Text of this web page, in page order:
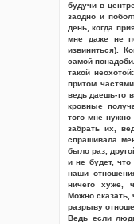
будучи в
заодно и
день, когда
мне даже не
извиниться).
самой
такой
притом
ведь даешь-то
кровные
того мне
забрать их,
спрашивала
было раз,
и не будет,
наши
ничего хуже,
Можно сказать,
разрыву
Ведь если